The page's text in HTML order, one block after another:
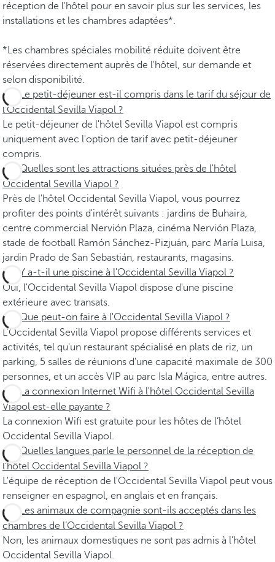
réception de l'hôtel pour en savoir plus sur les services, les
installations et les chambres adaptées*.
*Les chambres spéciales mobilité réduite doivent être
réservées directement auprès de l'hôtel, sur demande et
selon disponibilité.
Le petit-déjeuner est-il compris dans le tarif du séjour de
l’Occidental Sevilla Viapol ?
Le petit-déjeuner de l'hôtel Sevilla Viapol est compris
uniquement avec l'option de tarif avec petit-déjeuner
compris.
Quelles sont les attractions situées près de l'hôtel
Occidental Sevilla Viapol ?
Près de l'hôtel Occidental Sevilla Viapol, vous pourrez
profiter des points d'intérêt suivants : jardins de Buhaira,
centre commercial Nervión Plaza, cinéma Nervión Plaza,
stade de football Ramón Sánchez-Pizjuán, parc María Luisa,
jardin Prado de San Sebastián, restaurants, magasins.
Y a-t-il une piscine à l'Occidental Sevilla Viapol ?
Oui, l'Occidental Sevilla Viapol dispose d'une piscine
extérieure avec transats.
Que peut-on faire à l'Occidental Sevilla Viapol ?
L'Occidental Sevilla Viapol propose différents services et
activités, tel qu'un restaurant spécialisé en plats de riz, un
parking, 5 salles de réunions d'une capacité maximale de 300
personnes, et un accès VIP au parc Isla Mágica, entre autres.
La connexion Internet Wifi à l'hôtel Occidental Sevilla
Viapol est-elle payante ?
La connexion Wifi est gratuite pour les hôtes de l’hôtel
Occidental Sevilla Viapol.
Quelles langues parle le personnel de la réception de
l'hôtel Occidental Sevilla Viapol ?
L'équipe de réception de l'Occidental Sevilla Viapol peut vous
renseigner en espagnol, en anglais et en français.
Les animaux de compagnie sont-ils acceptés dans les
chambres de l’Occidental Sevilla Viapol ?
Non, les animaux domestiques ne sont pas admis à l’hôtel
Occidental Sevilla Viapol.